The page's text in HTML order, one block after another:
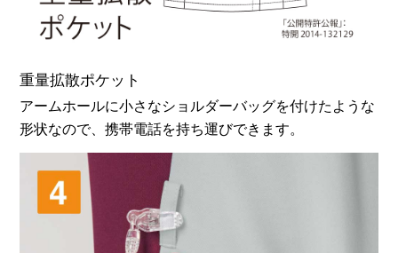
重量拡散ポケット
アームホールに小さなショルダーバッグを付けたような
形状なので、携帯電話を持ち運びできます。